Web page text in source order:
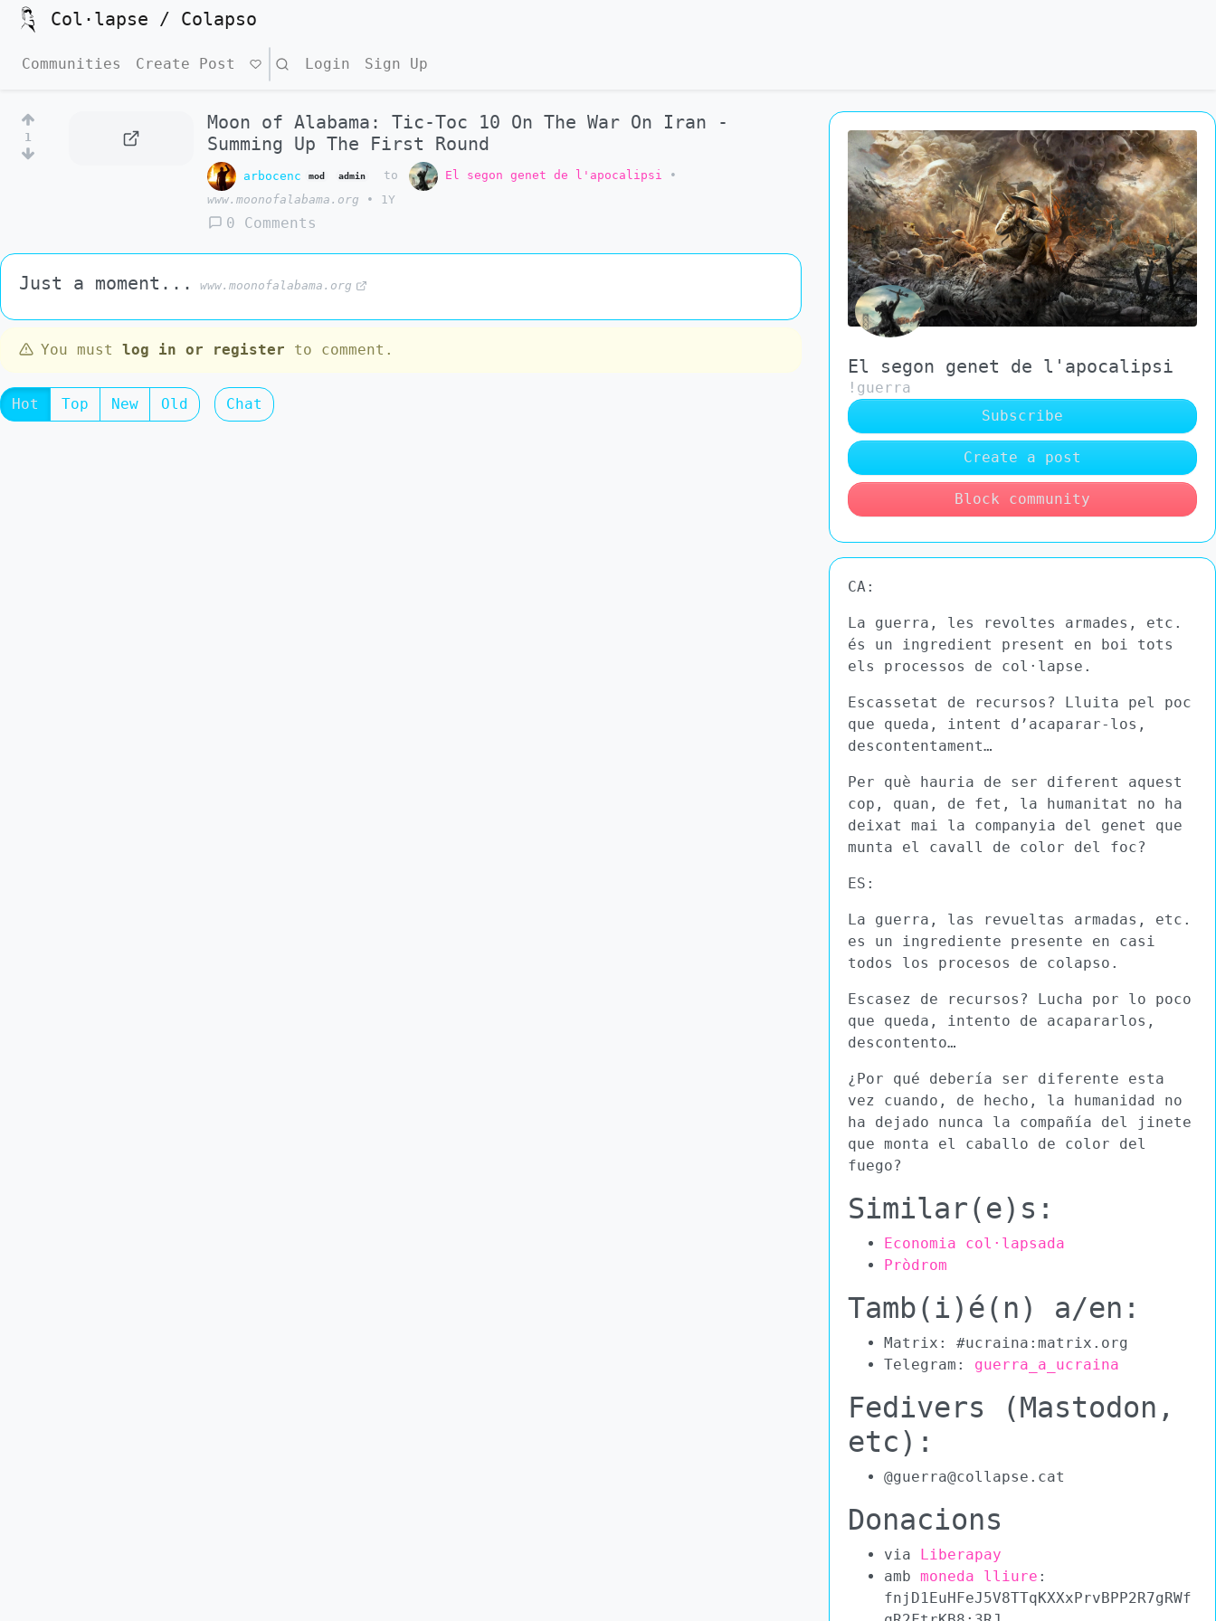
Col·lapse / Colapso
Communities Create Post Search Login Sign Up
1
Moon of Alabama: Tic-Toc 10 On The War On Iran -
Summing Up The First Round
arbocenc mod admin to El segon genet de l'apocalipsi
•
www.moonofalabama.org
• 1Y
0 Comments
Just a moment... www.moonofalabama.org
You must log in or register to comment.
Hot Top New Old Chat
El segon genet de l'apocalipsi
!guerra
Subscribe
Create a post
Block community
CA:
La guerra, les revoltes armades, etc.
és un ingredient present en boi tots
els processos de col·lapse.
Escassetat de recursos? Lluita pel poc
que queda, intent d’acaparar-los,
descontentament…
Per què hauria de ser diferent aquest
cop, quan, de fet, la humanitat no ha
deixat mai la companyia del genet que
munta el cavall de color del foc?
ES:
La guerra, las revueltas armadas, etc.
es un ingrediente presente en casi
todos los procesos de colapso.
Escasez de recursos? Lucha por lo poco
que queda, intento de acapararlos,
descontento…
¿Por qué debería ser diferente esta
vez cuando, de hecho, la humanidad no
ha dejado nunca la compañía del jinete
que monta el caballo de color del
fuego?
Similar(e)s:
Economia col·lapsada
Pròdrom
Tamb(i)é(n) a/en:
Matrix: #ucraina:matrix.org
Telegram: guerra_a_ucraina
Fedivers (Mastodon,
etc):
@guerra@collapse.cat
Donacions
via Liberapay
amb moneda lliure :
fnjD1EuHFeJ5V8TTqKXXxPrvBPP2R7gRWf